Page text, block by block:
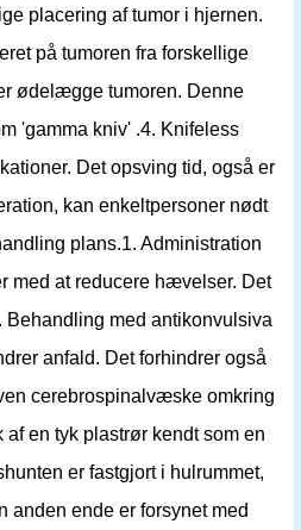
placering af tumor i hjernen.
på tumoren fra forskellige
ødelægge tumoren. Denne
'gamma kniv' .4. Knifeless
Det opsving tid, også er
kan enkeltpersoner nødt
plans.1. Administration
med at reducere hævelser. Det
Behandling med antikonvulsiva
anfald. Det forhindrer også
cerebrospinalvæske omkring
en tyk plastrør kendt som en
er fastgjort i hulrummet,
anden ende er forsynet med